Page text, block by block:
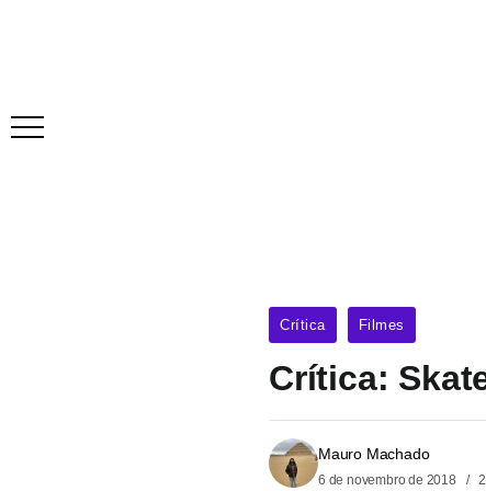
Crítica Filmes
Crítica:
Mauro Machado
6 de novembro de 2018